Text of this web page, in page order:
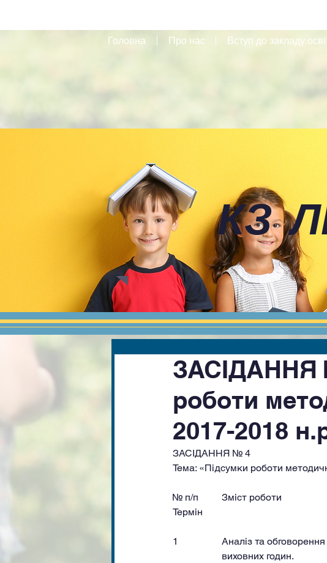
Головна Про нас Вступ до закладу
КЗ
ЗАСІДАННЯ
роботи
2017-2018
ЗАСІДАННЯ № 4
Тема: «Підсумки роботи
№ п/п	Зміст роботи					                Відповідальні
Термін
1		Аналіз та